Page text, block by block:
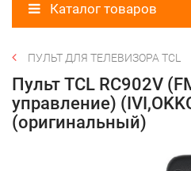
Каталог товаров
ПУЛЬТ ДЛЯ ТЕЛЕВИЗОРА TCL
Пульт TCL RC902V
управление)
(оригинальный)